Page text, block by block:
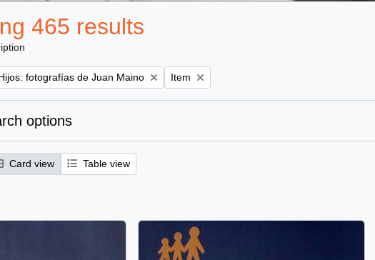
465 results
fotografías de Juan Maino Remove filter:
Item
options
Card view Table view